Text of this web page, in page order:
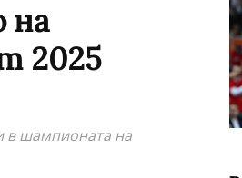
на
2025
в шампионата на